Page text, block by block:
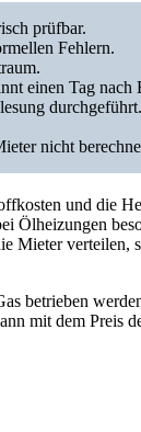
prüfbar.
Fehlern.
einen Tag nach
durchgeführt.
nicht
und die
Ölheizungen
Mieter verteilen,
betrieben
mit dem Preis